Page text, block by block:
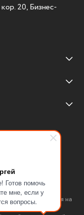
Готов помочь
мне, если у
вопросы.
20, Бизнес-
опубликованная на
характеристики и